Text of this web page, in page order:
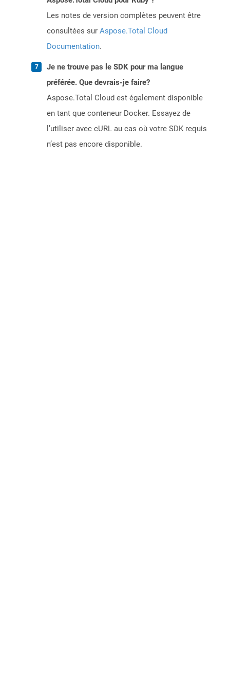
Les notes de version complètes peuvent être
consultées sur Aspose.Total Cloud
Documentation.
Je ne trouve pas le SDK pour ma langue
préférée. Que devrais-je faire?
Aspose.Total Cloud est également disponible
en tant que conteneur Docker. Essayez de
l’utiliser avec cURL au cas où votre SDK requis
n’est pas encore disponible.